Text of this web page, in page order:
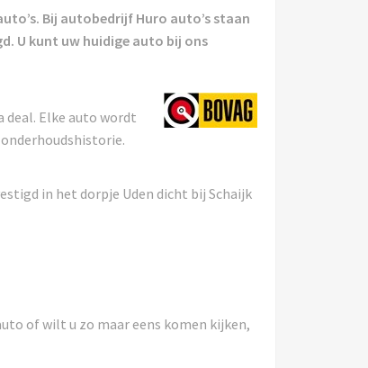
Bij autobedrijf Huro auto’s staan
U kunt uw huidige auto bij ons
deal. Elke auto wordt
in het dorpje Uden dicht bij Schaijk
of wilt u zo maar eens komen kijken,